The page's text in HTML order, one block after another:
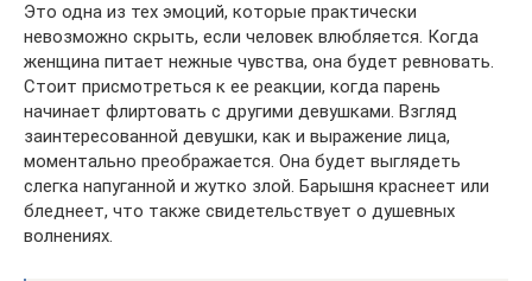
Это одна из тех эмоций, которые практически
невозможно скрыть, если человек влюбляется. Когда
женщина питает нежные чувства, она будет ревновать.
Стоит присмотреться к ее реакции, когда парень
начинает флиртовать с другими девушками. Взгляд
заинтересованной девушки, как и выражение лица,
моментально преображается. Она будет выглядеть
слегка напуганной и жутко злой. Барышня краснеет или
бледнеет, что также свидетельствует о душевных
волнениях.